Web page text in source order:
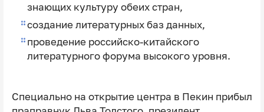
знающих культуру обеих стран,
создание литературных баз данных,
проведение российско-китайского
литературного форума высокого уровня.
Специально на открытие центра в Пекин прибыл